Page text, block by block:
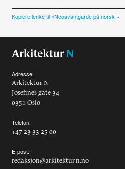
Kopiere lenke til «Neoavantgarde på norsk »
Adresse:
Arkitektur N
Josefines gate 34
0351 Oslo
Telefon:
+47 23 33 25 00
E-post:
redaksjon@arkitektur-n.no